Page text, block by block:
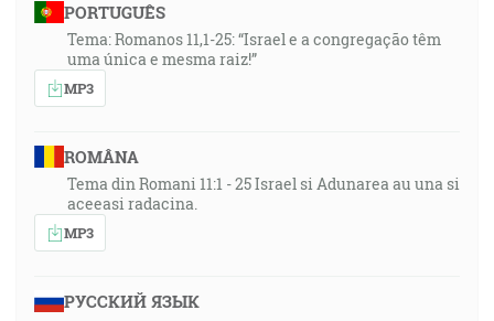
PORTUGUÊS
Tema: Romanos 11,1-25: “Israel e a congregação têm
uma única e mesma raiz!”
MP3
ROMÂNA
Tema din Romani 11:1 - 25 Israel si Adunarea au una si
aceeasi radacina.
MP3
РУССКИЙ ЯЗЫК